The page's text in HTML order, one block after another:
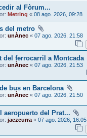
al Fòrum...
Metring « 08 ago. 2026, 09:28
del metro
unÀnec « 07 ago. 2026, 21:58
del ferrocarril a Montcada
unÀnec « 07 ago. 2026, 21:53
bus en Barcelona
unÀnec « 07 ago. 2026, 21:50
aeropuerto del Prat...
jaezcurra « 07 ago. 2026, 16:05